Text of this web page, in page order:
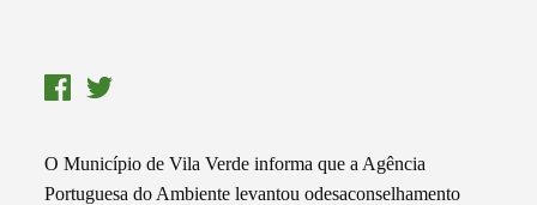
O Município de Vila Verde informa que a Agência
Portuguesa do Ambiente levantou odesaconselhamento